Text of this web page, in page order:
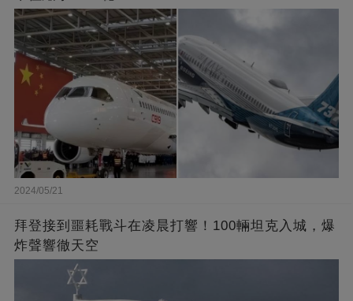
2024/05/21
拜登接到噩耗戰斗在凌晨打響！100輛坦克入城，爆
炸聲響徹天空